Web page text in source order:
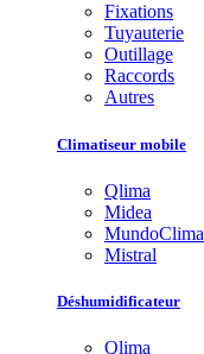
Fixations
Tuyauterie
Outillage
Raccords
Autres
Climatiseur mobile
Qlima
Midea
MundoClima
Mistral
Déshumidificateur
Qlima